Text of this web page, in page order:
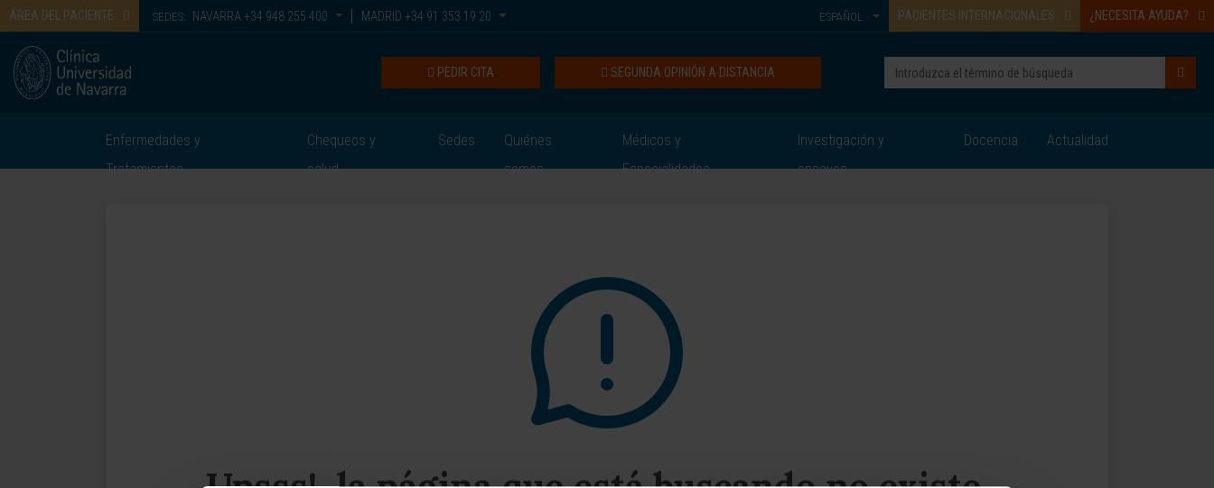
ÁREA DEL PACIENTE SEDES: NAVARRA +34 948 255 400 MADRID +34 91 353 19 20 PACIENTES INTERNACIONALES ¿NECESITA AYUDA?
ESPAÑOL
SEGUNDA OPINIÓN A DISTANCIA
PEDIR CITA
Enfermedades y
Tratamientos
Chequeos y
salud
Sedes
Quiénes
somos
Médicos y
Especialidades
Investigación y
ensayos
Docencia Actualidad